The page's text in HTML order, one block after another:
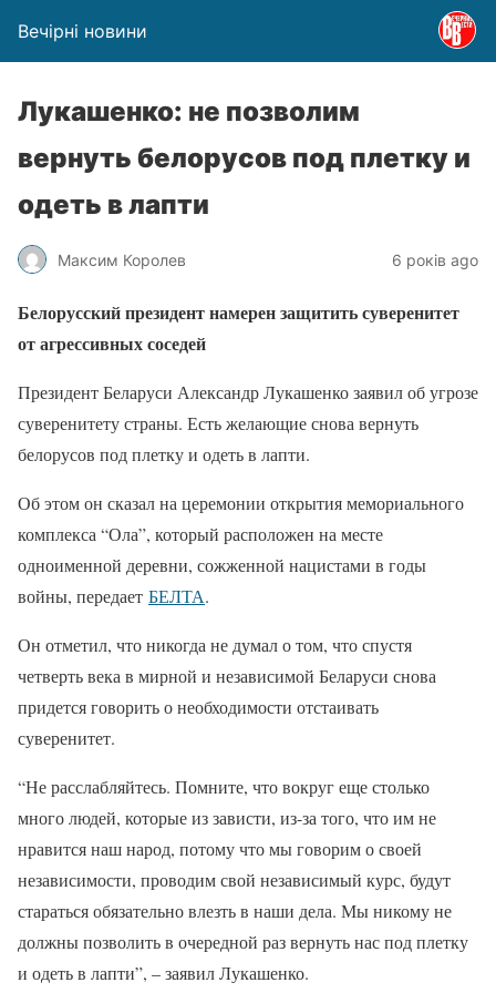
Вечірні новини
Лукашенко: не позволим
вернуть белорусов под плетку и
одеть в лапти
Максим Королев 6 років ago
Белорусский президент намерен защитить суверенитет
от агрессивных соседей
Президент Беларуси Александр Лукашенко заявил об угрозе
суверенитету страны. Есть желающие снова вернуть
белорусов под плетку и одеть в лапти.
Об этом он сказал на церемонии открытия мемориального
комплекса “Ола”, который расположен на месте
одноименной деревни, сожженной нацистами в годы
войны, передает БЕЛТА.
Он отметил, что никогда не думал о том, что спустя
четверть века в мирной и независимой Беларуси снова
придется говорить о необходимости отстаивать
суверенитет.
“Не расслабляйтесь. Помните, что вокруг еще столько
много людей, которые из зависти, из-за того, что им не
нравится наш народ, потому что мы говорим о своей
независимости, проводим свой независимый курс, будут
стараться обязательно влезть в наши дела. Мы никому не
должны позволить в очередной раз вернуть нас под плетку
и одеть в лапти”, – заявил Лукашенко.